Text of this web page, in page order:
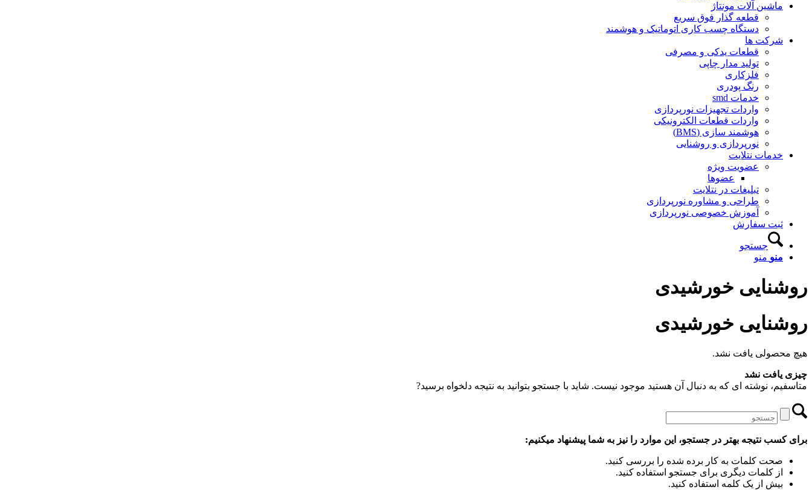
ماشین آلات مونتاژ
قطعه گذار فوق سریع
دستگاه چسب کاری اتوماتیک و هوشمند
شرکت ها
قطعات یدکی و مصرفی
تولید مدار چاپی
فلزکاری
رنگ پودری
خدمات smd
واردات تجهیزات نورپردازی
واردات قطعات الکترونیکی
هوشمند سازی (BMS)
نورپردازی و روشنایی
خدمات نتلایت
عضویت ویژه
عضوها
تبلیغات در نتلایت
طراحی و مشاوره نورپردازی
آموزش خصوصی نورپردازی
ثبت سفارش
جستجو
منو منو
روشنایی خورشیدی
روشنایی خورشیدی
هیچ محصولی یافت نشد.
چیزی یافت نشد
متاسفیم، نوشته ای که به دنبال آن هستید موجود نیست. شاید با جستجو بتوانید به نتیجه دلخواه برسید?
برای کسب نتیجه بهتر در جستجو، این موارد را نیز به شما پیشنهاد میکنیم:
صحت کلمات به کار برده شده را بررسی کنید.
از کلمات دیگری برای جستجو استفاده کنید.
بیش از یک کلمه استفاده کنید.